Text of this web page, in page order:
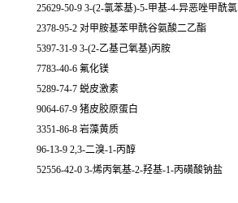
25629-50-9 3-(2-氯苯基)-5-甲基-4-异恶唑甲酰氯
2378-95-2 对甲胺基苯甲酰谷氨酸二乙酯
5397-31-9 3-(2-乙基己氧基)丙胺
7783-40-6 氟化镁
5289-74-7 蜕皮激素
9064-67-9 猪皮胶原蛋白
3351-86-8 岩藻黄质
96-13-9 2,3-二溴-1-丙醇
52556-42-0 3-烯丙氧基-2-羟基-1-丙磺酸钠盐